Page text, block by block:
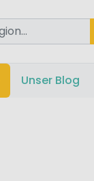
Unser Blog